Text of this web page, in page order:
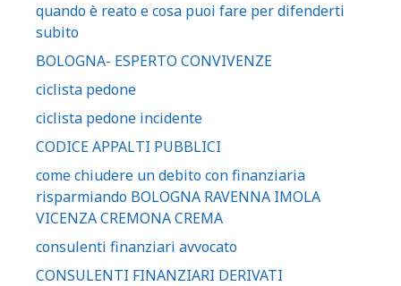
quando è reato e cosa puoi fare per difenderti
subito
BOLOGNA- ESPERTO CONVIVENZE
ciclista pedone
ciclista pedone incidente
CODICE APPALTI PUBBLICI
come chiudere un debito con finanziaria
risparmiando BOLOGNA RAVENNA IMOLA
VICENZA CREMONA CREMA
consulenti finanziari avvocato
CONSULENTI FINANZIARI DERIVATI